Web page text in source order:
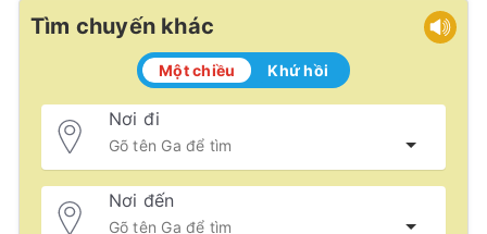
Tìm chuyến khác
Một chiều Khứ hồi
Nơi đi
Nơi đến